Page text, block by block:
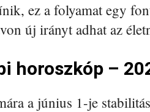
ez a folyamat egy
új irányt adhat az
horoszkóp –
a június 1-je